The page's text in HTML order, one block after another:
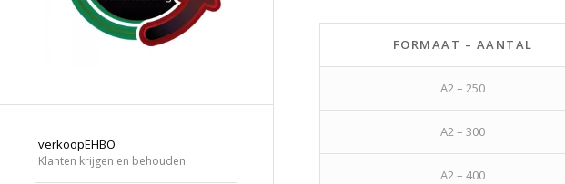
verkoopEHBO
Klanten krijgen en behouden
FORMAAT – AANTAL
A2 – 250
A2 – 300
A2 – 400